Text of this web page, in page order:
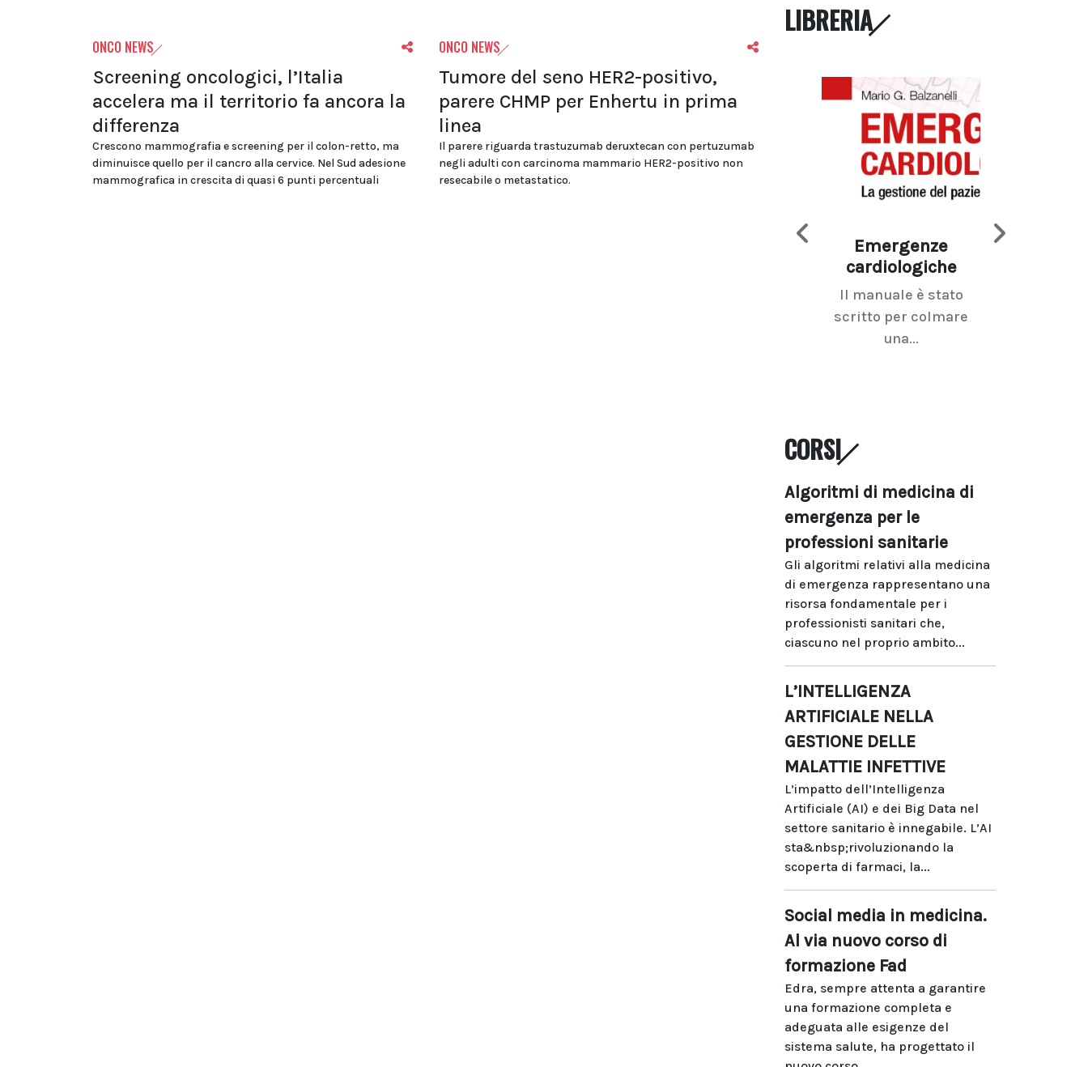
ONCO NEWS
Screening oncologici, l’Italia
accelera ma il territorio fa ancora la
differenza
Crescono mammografia e screening per il colon-retto, ma
diminuisce quello per il cancro alla cervice. Nel Sud adesione
mammografica in crescita di quasi 6 punti percentuali
ONCO NEWS
Tumore del seno HER2-positivo,
parere CHMP per Enhertu in prima
linea
Il parere riguarda trastuzumab deruxtecan con pertuzumab
negli adulti con carcinoma mammario HER2-positivo non
resecabile o metastatico.
LIBRERIA
Emergenze
cardiologiche
Il manuale è stato
scritto per colmare
una...
CORSI
Algoritmi di medicina di
emergenza per le
professioni sanitarie
Gli algoritmi relativi alla medicina
di emergenza rappresentano una
risorsa fondamentale per i
professionisti sanitari che,
ciascuno nel proprio ambito...
L’INTELLIGENZA
ARTIFICIALE NELLA
GESTIONE DELLE
MALATTIE INFETTIVE
L’impatto dell’Intelligenza
Artificiale (AI) e dei Big Data nel
settore sanitario è innegabile. L’AI
sta&nbsp;rivoluzionando la
scoperta di farmaci, la...
Social media in medicina.
Al via nuovo corso di
formazione Fad
Edra, sempre attenta a garantire
una formazione completa e
adeguata alle esigenze del
sistema salute, ha progettato il